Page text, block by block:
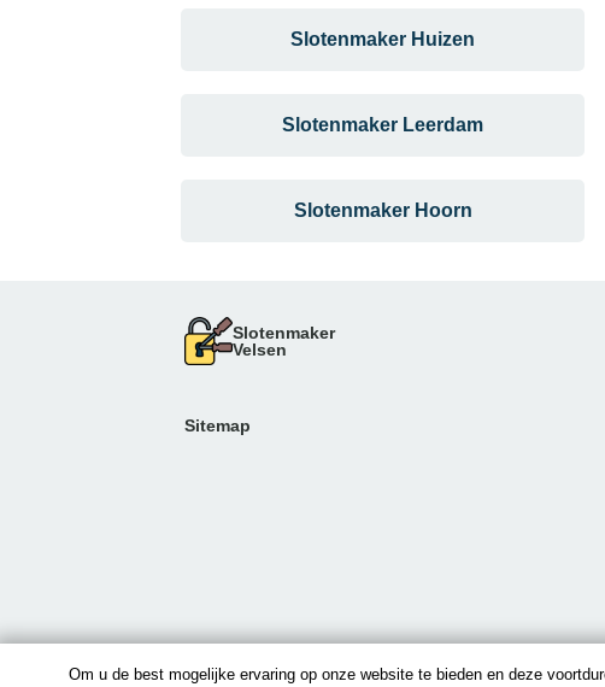
Om u de best mogelijke ervaring op onze website te bieden en deze
Slotenmaker Huizen
Slotenmaker Leerdam
Slotenmaker Hoorn
Slotenmaker
Velsen
Sitemap